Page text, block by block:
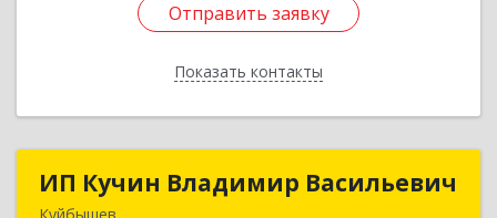
Отправить заявку
Показать контакты
Отправить заявку
Назад
ИП Кучин Владимир Васильевич
ИП Кучин Владимир Васильевич